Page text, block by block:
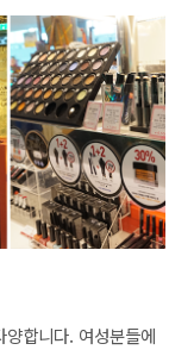
합니다. 여성분들에